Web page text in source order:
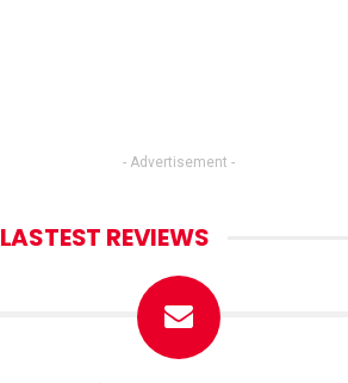
- Advertisement -
LASTEST REVIEWS